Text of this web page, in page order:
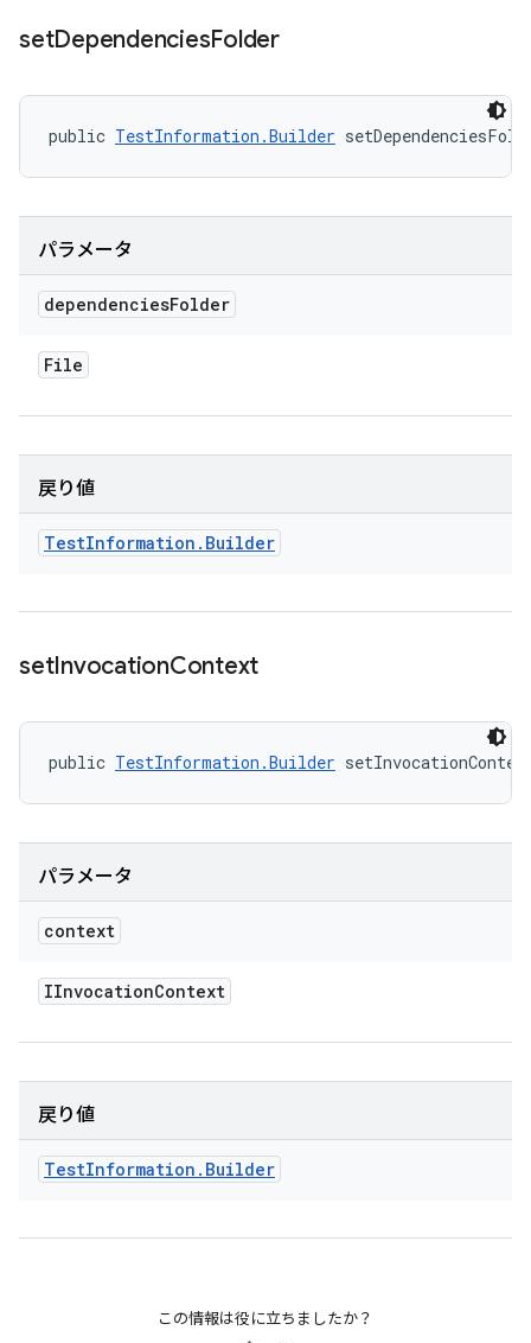
setDependenciesFolder
public TestInformation.Builder
パラメータ
dependenciesFolder
File
戻り値
TestInformation . Builder
setInvocationContext
public TestInformation.Builder
パラメータ
context
IInvocationContext
戻り値
TestInformation . Builder
この情報は役に立ちましたか？